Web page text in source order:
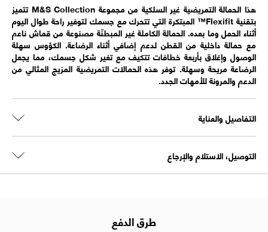
هذا الحمالة التمريضية غير السلكية من مجموعة M&S Collection تتميز
بتقنية Flexifit™ المبتكرة التي تتحرك مع جسمك لتوفير راحة طوال اليوم
أثناء الحمل وما بعده. الحمالة الكاملة غير المبطنّة مصنوعة من قماش ناعم
مع حمالة داخلية من القطن لدعم إضافي أثناء الرضاعة. الكؤوس سهلة
الوصول وإغلاق بأربعة خطافات تتكيف مع تغير شكل جسمك، مما يجعل
الرضاعة مريحة وسهلة. توفر هذه الحمالات التمريضية المزيج المثالي من
الدعم والمرونة للأمهات الجدد.
التفاصيل والعناية
التوصيل، الاستلام والإرجاع
طرق الدفع